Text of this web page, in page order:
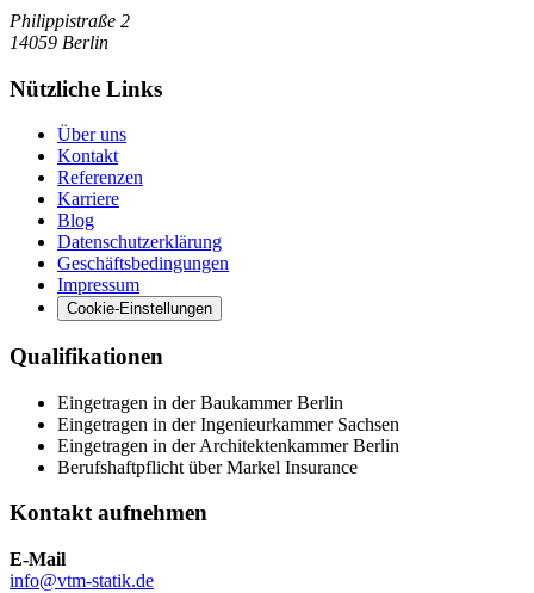
Philippistraße 2
14059 Berlin
Nützliche Links
Über uns
Kontakt
Referenzen
Karriere
Blog
Datenschutzerklärung
Geschäftsbedingungen
Impressum
Cookie-Einstellungen
Qualifikationen
Eingetragen in der Baukammer Berlin
Eingetragen in der Ingenieurkammer Sachsen
Eingetragen in der Architektenkammer Berlin
Berufshaftpflicht über Markel Insurance
Kontakt aufnehmen
E-Mail
info@vtm-statik.de